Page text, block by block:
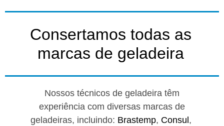
Consertamos todas as
marcas de geladeira
Nossos técnicos de geladeira têm
experiência com diversas marcas de
geladeiras, incluindo: Brastemp, Consul ,